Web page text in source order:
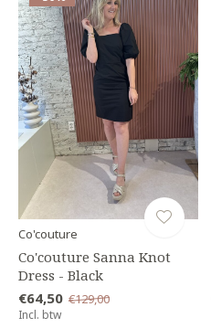
Co'couture
Co'couture Sanna Knot
Dress - Black
€64,50 €129,00
Incl. btw